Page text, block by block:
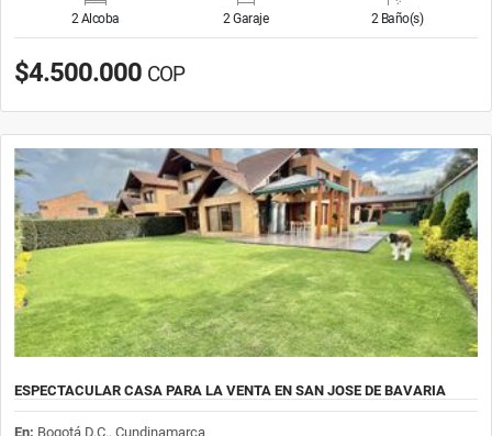
2 Alcoba 2 Garaje 2 Baño(s)
$4.500.000 COP
ESPECTACULAR CASA PARA LA VENTA EN SAN JOSE DE BAVARIA
En: Bogotá D.C., Cundinamarca